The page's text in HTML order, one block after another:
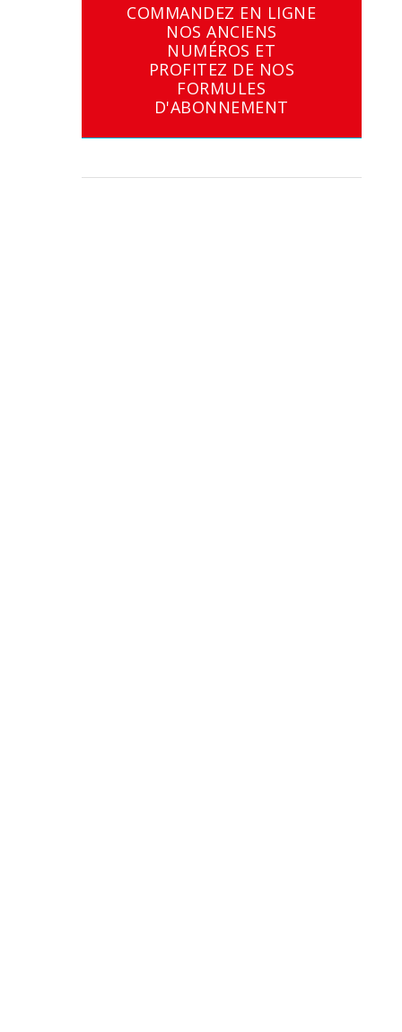
COMMANDEZ EN LIGNE
NOS ANCIENS
NUMÉROS ET
PROFITEZ DE NOS
FORMULES
D'ABONNEMENT